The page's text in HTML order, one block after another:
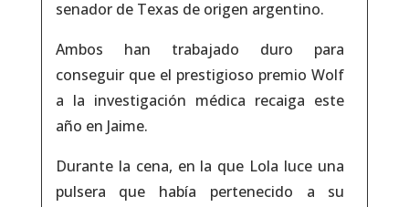
senador de Texas de origen argentino.
Ambos han trabajado duro para
conseguir que el prestigioso premio Wolf
a la investigación médica recaiga este
año en Jaime.
Durante la cena, en la que Lola luce una
pulsera que había pertenecido a su